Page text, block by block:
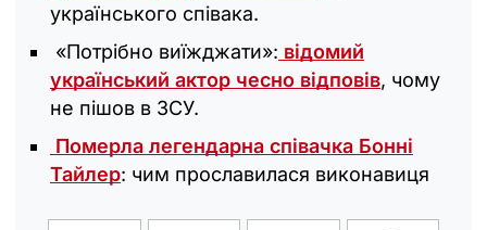
українського співака.
«Потрібно виїжджати»: відомий
український актор чесно відповів, чому
не пішов в ЗСУ.
Померла легендарна співачка Бонні
Тайлер: чим прославилася виконавиця